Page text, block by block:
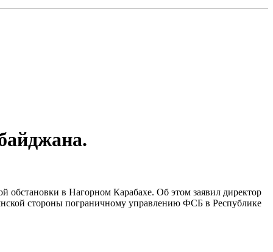
обстановки в Нагорном Карабахе. Об этом заявил директор
стороны пограничному управлению ФСБ в Республике